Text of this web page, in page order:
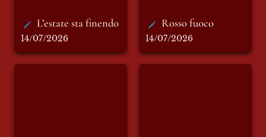
L’estate sta finendo
14/07/2026
Rosso fuoco
14/07/2026